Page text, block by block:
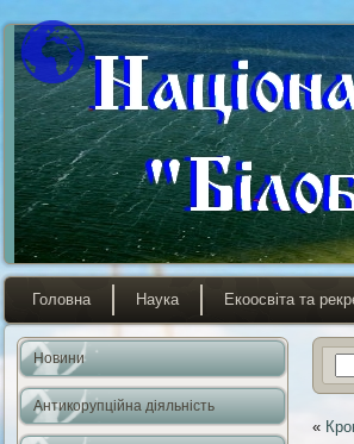
Головна Наука Екоосвіта та
Новини
Антикорупційна діяльність
«